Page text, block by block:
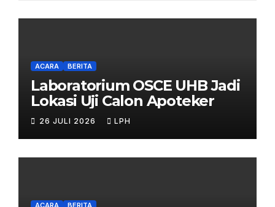
ACARA BERITA
Laboratorium OSCE UHB Jadi
Lokasi Uji Calon Apoteker
26 JULI 2026 LPH